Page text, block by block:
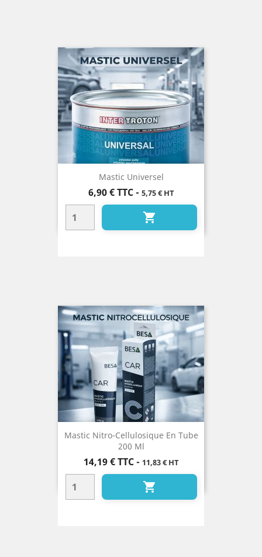
Mastic Universel
Prix
6,90 € TTC- 5,75 € HT

Mastic Nitro-Cellulosique En Tube
200 Ml
Prix
14,19 € TTC- 11,83 € HT
